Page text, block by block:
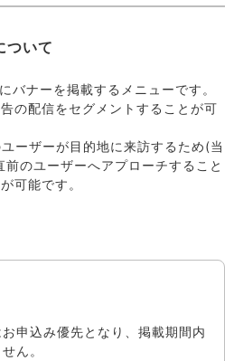
ついて
バナーを掲載するメニューです。
の配信をセグメントすることが可
ーザーが目的地に来訪するため(当
のユーザーへアプローチすること
可能です。
申込み優先となり、掲載期間内
ん。